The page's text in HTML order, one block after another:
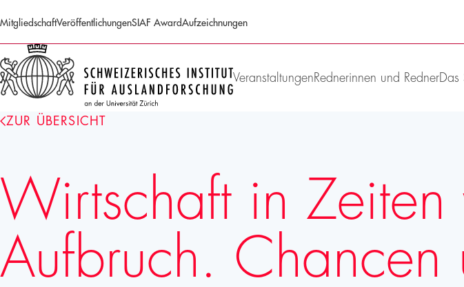
MitgliedschaftVeröffentlichungenSIAF AwardAufzeichnungen
Homepage
VeranstaltungenRednerinnen und Redner Das
ZUR ÜBERSICHT
Wirtschaft in Zeiten
Aufbruch. Chancen